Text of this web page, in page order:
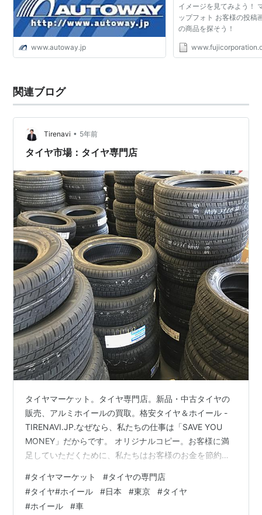
www.autoway.jp
イメージを見てみよう！
ップフォト お客様の投稿
の商品を探そう！
関連ブログ
Tirenavi • 5年前
タイヤ市場：タイヤ専門店
タイヤマーケット。タイヤ専門店。新品・中古タイヤの
販売、アルミホイールの買取。格安タイヤ＆ホイール -
TIRENAVI.JP.なぜなら、私たちの仕事は「SAVE YOU
MONEY」だからです。 オリジナルコピー。お客様に満
足していただくために、私たちはお客様のお金を節約
ました。信じられない？自分で試してみてください。私
たちは価格に自信があります。 メーカーとの連携や他の
タイヤサプライヤーとの強い関係により、お客様に多く
#タイヤマーケット #タイヤの専門店
#タイヤ#ホイール #日本 #東京 #タイヤ
#ホイール #車